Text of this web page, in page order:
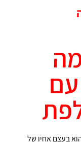
בעצם אחיו של